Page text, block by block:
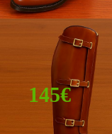
145€